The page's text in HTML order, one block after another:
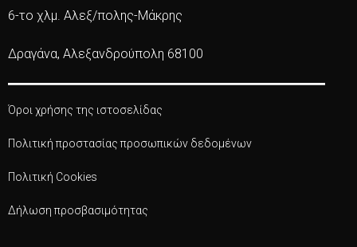
6-το χλμ. Αλεξ/πολης-Μάκρης
Δραγάνα, Αλεξανδρούπολη 68100
Όροι χρήσης της ιστοσελίδας
Πολιτική προστασίας προσωπικών δεδομένων
Πολιτική Cookies
Δήλωση προσβασιμότητας